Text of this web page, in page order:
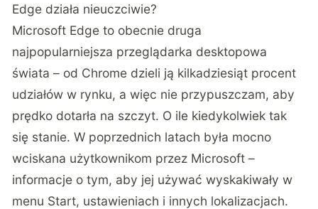
Edge działa nieuczciwie?
Microsoft Edge to obecnie druga
najpopularniejsza przeglądarka desktopowa
świata – od Chrome dzieli ją kilkadziesiąt procent
udziałów w rynku, a więc nie przypuszczam, aby
prędko dotarła na szczyt. O ile kiedykolwiek tak
się stanie. W poprzednich latach była mocno
wciskana użytkownikom przez Microsoft –
informacje o tym, aby jej używać wyskakiwały w
menu Start, ustawieniach i innych lokalizacjach.